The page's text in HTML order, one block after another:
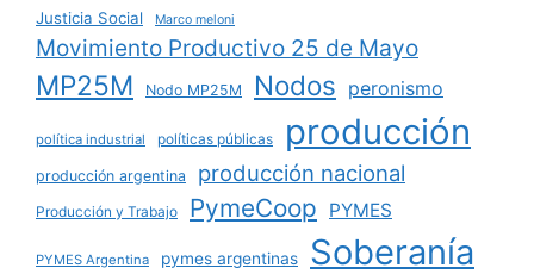
Justicia Social Marco meloni
Movimiento Productivo 25 de Mayo
MP25M Nodo MP25M Nodos peronismo
política industrial políticas públicas producción
producción argentina producción nacional
Producción y Trabajo PymeCoop PYMES
PYMES Argentina pymes argentinas Soberanía